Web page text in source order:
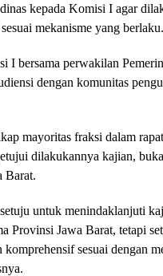
kepada Komisi I agar
mekanisme yang berlaku.
I bersama perwakilan
dengan komunitas
mayoritas fraksi dalam
dilakukannya kajian,
Barat.
untuk menindaklanjuti
Provinsi Jawa Barat, tetapi
sesuai dengan